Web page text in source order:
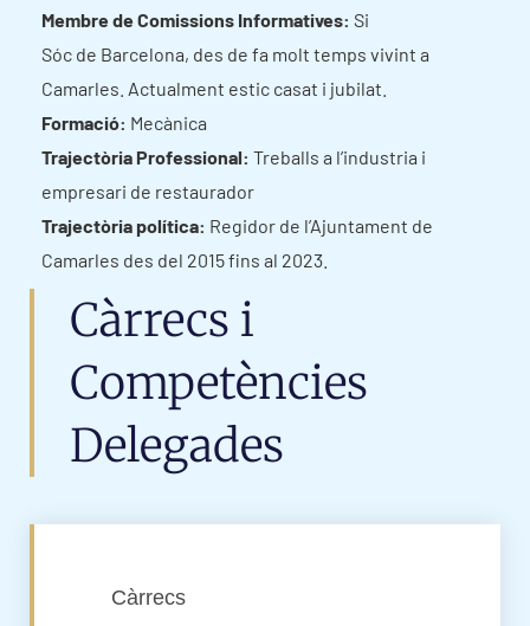
Membre de Comissions Informatives: Si
Sóc de Barcelona, des de fa molt temps vivint a
Camarles. Actualment estic casat i jubilat.
Formació: Mecànica
Trajectòria Professional: Treballs a l’industria i
empresari de restaurador
Trajectòria política: Regidor de l’Ajuntament de
Camarles des del 2015 fins al 2023.
Càrrecs i
Competències
Delegades
Càrrecs